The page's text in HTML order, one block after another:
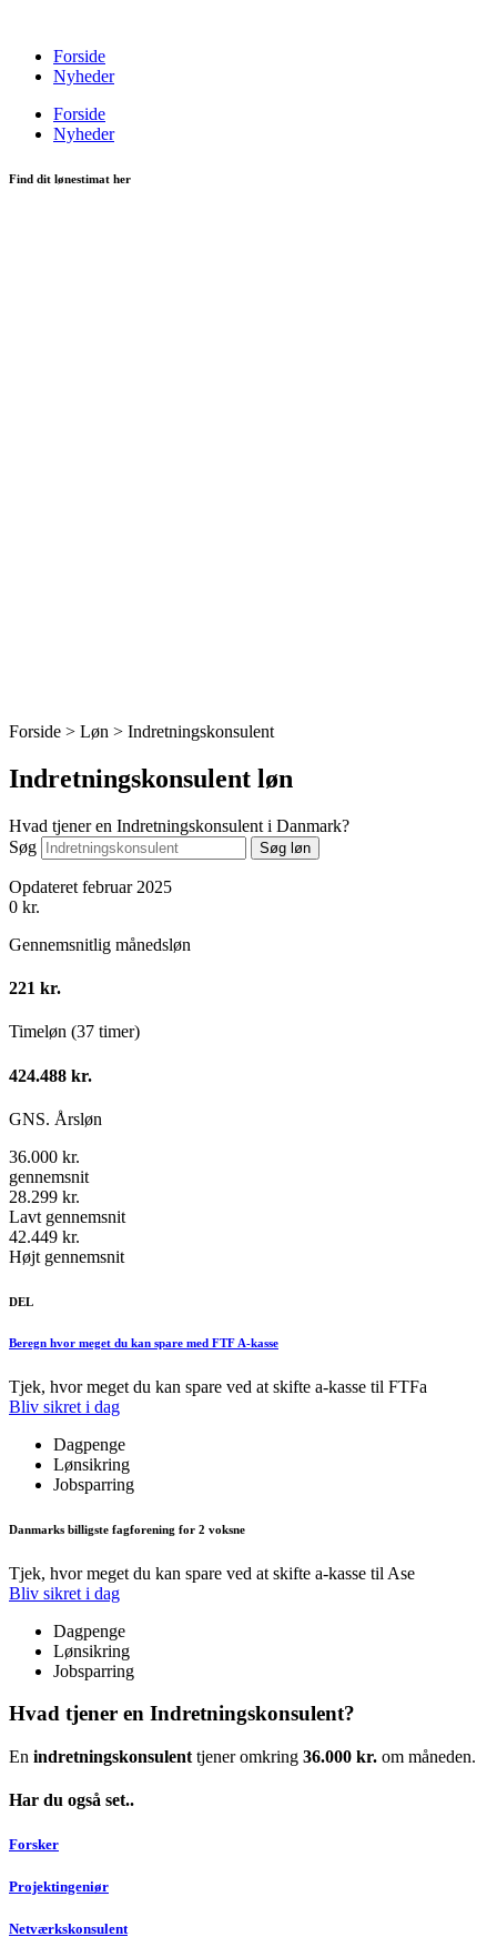
indholdForside
Nyheder
Forside
Nyheder
Find dit lønestimat her
Forside > Løn > Indretningskonsulent
Indretningskonsulent løn
Hvad tjener en Indretningskonsulent i Danmark?
Søg
Søg løn
Opdateret februar 2025
0 kr.
Gennemsnitlig månedsløn
221 kr.
Timeløn (37 timer)
424.488 kr.
GNS. Årsløn
36.000 kr.
gennemsnit
28.299 kr.
Lavt gennemsnit
42.449 kr.
Højt gennemsnit
DEL
Beregn hvor meget du kan spare med FTF A-kasse
Tjek, hvor meget du kan spare ved at skifte a-kasse til FTFa
Bliv sikret i dag
Dagpenge
Lønsikring
Jobsparring
Danmarks billigste fagforening for 2 voksne
Tjek, hvor meget du kan spare ved at skifte a-kasse til Ase
Bliv sikret i dag
Dagpenge
Lønsikring
Jobsparring
Hvad tjener en Indretningskonsulent?
En indretningskonsulent tjener omkring 36.000 kr. om måneden.
Har du også set..
Forsker
Projektingeniør
Netværkskonsulent